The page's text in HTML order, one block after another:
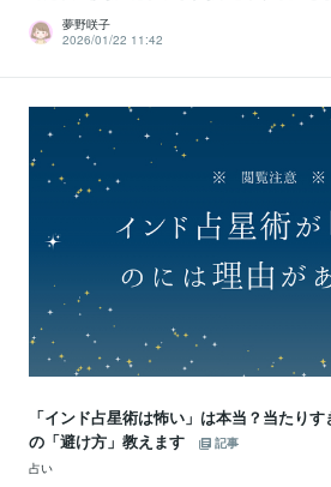
夢野咲子
2026/01/22 11:42
「インド占星術は怖い」は本当？当たり
の「避け方」教えます
記事
占い